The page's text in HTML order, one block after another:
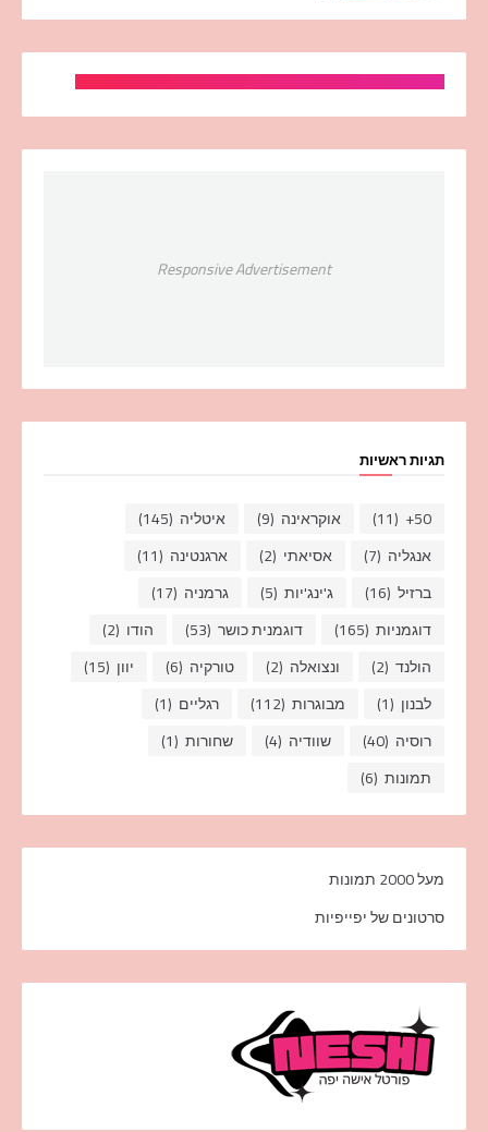
Responsive Advertisement
תגיות ראשיות
50+
(11) אוקראינה (9) איטליה (145)
אנגליה (7) אסיאתי (2) ארגנטינה (11)
ברזיל (16) ג'ינג'יות (5) גרמניה (17)
דוגמניות (165) דוגמנית כושר (53) הודו (2)
הולנד (2) ונצואלה (2) טורקיה (6) יוון (15)
לבנון (1) מבוגרות (112) רגליים (1)
רוסיה (40) שוודיה (4) שחורות (1)
תמונות (6)
מעל 2000 תמונות
סרטונים של יפייפיות